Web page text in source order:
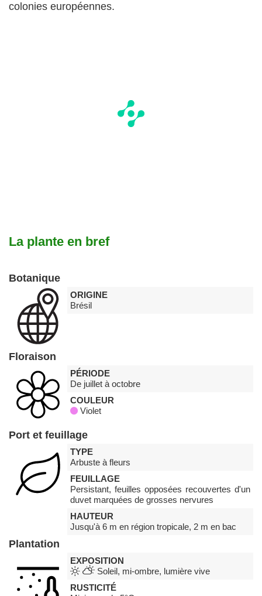
colonies européennes.
La plante en bref
Botanique
ORIGINE
Brésil
Floraison
PÉRIODE
De juillet à octobre
COULEUR
Violet
Port et feuillage
TYPE
Arbuste à fleurs
FEUILLAGE
Persistant, feuilles opposées recouvertes d'un
duvet marquées de grosses nervures
HAUTEUR
Jusqu'à 6 m en région tropicale, 2 m en bac
Plantation
EXPOSITION
Soleil, mi-ombre, lumière vive
RUSTICITÉ